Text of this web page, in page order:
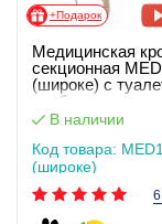
+Подарок
Медицинская
секционная
(широке) c
особо широкая
В наличии
Код товара:
(широке)